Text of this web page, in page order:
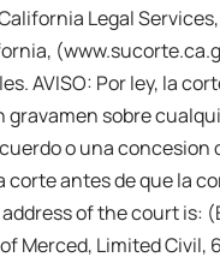
Legal
AVISO: Por ley, la
gravamen sobre
o una concesion
corte antes de que la
of the court is:
Merced, Limited Civil,